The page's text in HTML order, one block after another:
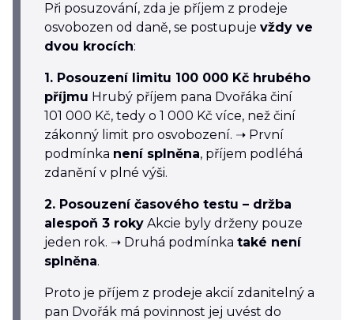
Při posuzování, zda je příjem z prodeje
osvobozen od daně, se postupuje vždy ve
dvou krocích:
1. Posouzení limitu 100 000 Kč hrubého
příjmu Hrubý příjem pana Dvořáka činí
101 000 Kč, tedy o 1 000 Kč více, než činí
zákonný limit pro osvobození. ➝ První
podmínka není splněna, příjem podléhá
zdanění v plné výši.
2. Posouzení časového testu – držba
alespoň 3 roky Akcie byly drženy pouze
jeden rok. ➝ Druhá podmínka také není
splněna.
Proto je příjem z prodeje akcií zdanitelný a
pan Dvořák má povinnost jej uvést do